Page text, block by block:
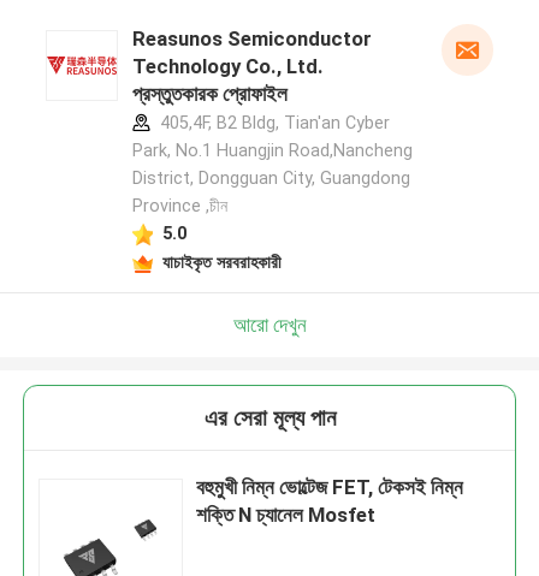
Reasunos Semiconductor
Technology Co., Ltd.
প্রস্তুতকারক প্রোফাইল
405,4F, B2 Bldg, Tian'an Cyber
Park, No.1 Huangjin Road,Nancheng
District, Dongguan City, Guangdong
Province ,চীন
5.0
যাচাইকৃত সরবরাহকারী
আরো দেখুন
এর সেরা মূল্য পান
বহুমুখী নিম্ন ভোল্টেজ FET, টেকসই নিম্ন
শক্তি N চ্যানেল Mosfet